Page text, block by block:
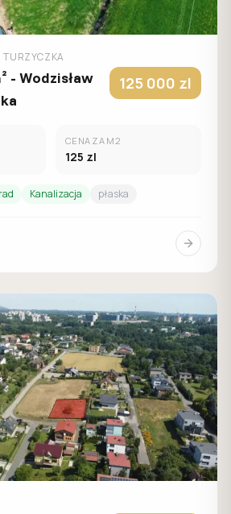
· TURZYCZKA
- Wodzisław
125 000 zl
CENA ZA M2
125 zl
Kanalizacja płaska